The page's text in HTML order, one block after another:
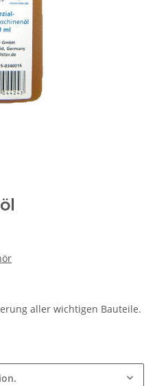
aller wichtigen Bauteile.